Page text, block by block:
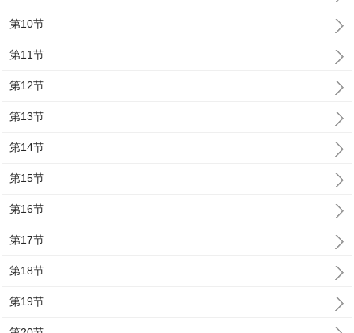
第10节
第11节
第12节
第13节
第14节
第15节
第16节
第17节
第18节
第19节